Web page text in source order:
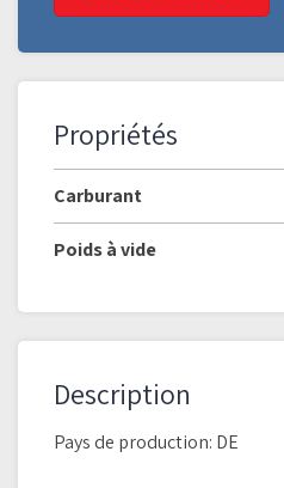
Propriétés
Carburant
Poids à vide
Description
Pays de production: DE